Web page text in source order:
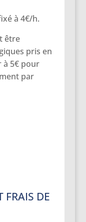
à 4€/h.
être
pris en
à 5€ pour
par
FRAIS DE